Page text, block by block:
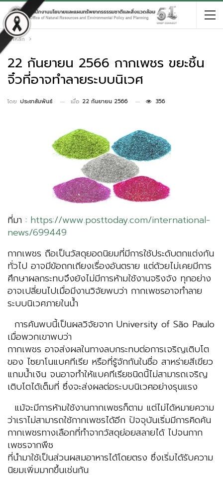
หน้าหลัก
22 กันยายน 2566 กากเพชร ขยะชิ้น
จิ๋วที่อาจทำลายระบบนิเวศ
โดย ประชาสัมพันธ์ เมื่อ 22 กันยายน 2566 356
ที่มา : https://www.posttoday.com/international-
news/699449
กากเพชร ถือเป็นวัสดุยอดนิยมที่มีการใช้ประดับตกแต่งกัน
ทั่วไป อาจมีข้อถกเถียงเรื่องอันตราย แต่ด้วยไม่เคยมีการ
ศึกษาผลกระทบจึงยังไม่มีการห้ามใช้งานจริงจัง ทุกอย่าง
อาจเปลี่ยนไปเมื่อมีงานวิจัยพบว่า กากเพชรอาจทำลาย
ระบบนิเวศภายในน้ำ
การค้นพบนี้เป็นผลวิจัยจาก University of São Paulo
เมื่อพวกเขาพบว่า
กากเพชร อาจส่งผลในทางลบกระทบต่อการเจริญเติบโต
ของ ไซยาโนแบคทีเรีย หรือที่รู้จักกันในชื่อ สาหร่ายสีเขียว
แกมน้ำเงิน จนอาจทำให้แบคทีเรียชนิดนี้ไม่สามารถเจริญ
เติบโตได้เต็มที่ ซึ่งจะส่งผลต่อระบบนิเวศอย่างรุนแรง
แม้จะมีการห้ามใช้งานกากเพชรก็ตาม แต่ไม่ได้หมายความ
ว่าเราไม่สามารถใช้กากเพชรได้อีก ปัจจุบันเริ่มมีการคิดค้น
กากเพชรทางเลือกที่ทำจากวัสดุย่อยสลายได้ ไปจนกาก
เพชรจากพืช
ที่นำมาใช้เป็นส่วนผสมอาหารได้โดยตรง ซึ่งเริ่มได้รับความ
นิยมเพิ่มมากขึ้นเช่นกัน